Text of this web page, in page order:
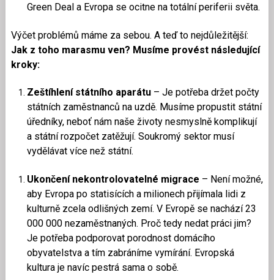
Green Deal a Evropa se ocitne na totální periferii světa.
Výčet problémů máme za sebou. A teď to nejdůležitější:
Jak z toho marasmu ven? Musíme provést následující
kroky:
Zeštíhlení státního aparátu – Je potřeba držet počty
státních zaměstnanců na uzdě. Musíme propustit státní
úředníky, neboť nám naše životy nesmyslně komplikují
a státní rozpočet zatěžují. Soukromý sektor musí
vydělávat více než státní.
Ukončení nekontrolovatelné migrace – Není možné,
aby Evropa po statisících a milionech přijímala lidi z
kulturně zcela odlišných zemí. V Evropě se nachází 23
000 000 nezaměstnaných. Proč tedy nedat práci jim?
Je potřeba podporovat porodnost domácího
obyvatelstva a tím zabráníme vymírání. Evropská
kultura je navíc pestrá sama o sobě.